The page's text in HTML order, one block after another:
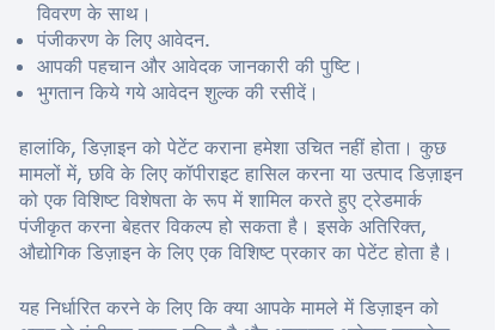
विवरण के साथ।
पंजीकरण के लिए आवेदन.
आपकी पहचान और आवेदक जानकारी की पुष्टि।
भुगतान किये गये आवेदन शुल्क की रसीदें।
हालांकि, डिज़ाइन को पेटेंट कराना हमेशा उचित नहीं होता। कुछ
मामलों में, छवि के लिए कॉपीराइट हासिल करना या उत्पाद डिज़ाइन
को एक विशिष्ट विशेषता के रूप में शामिल करते हुए ट्रेडमार्क
पंजीकृत करना बेहतर विकल्प हो सकता है। इसके अतिरिक्त,
औद्योगिक डिज़ाइन के लिए एक विशिष्ट प्रकार का पेटेंट होता है।
यह निर्धारित करने के लिए कि क्या आपके मामले में डिज़ाइन को